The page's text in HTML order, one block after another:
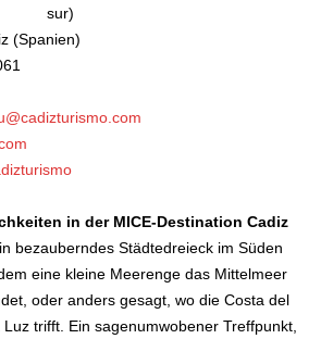
sur)
(Spanien)
in der MICE-Destination Cadiz
bezauberndes Städtedreieck im Süden
eine kleine Meerenge das Mittelmeer
oder anders gesagt, wo die Costa del
trifft. Ein sagenumwobener Treffpunkt,